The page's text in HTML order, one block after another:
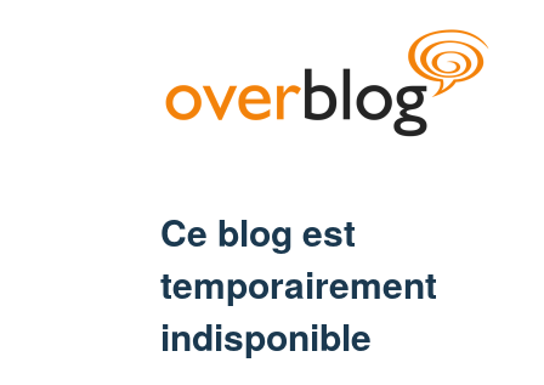
Ce blog est
temporairement
indisponible